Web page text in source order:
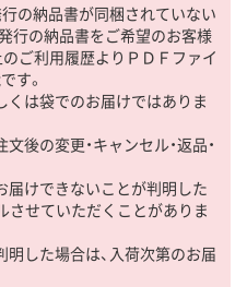
行の納品書が同梱されていない
行の納品書をご希望のお客様
のご利用履歴よりＰＤＦファイ
す。
くは袋でのお届けではありま
後の変更・キャンセル・返品・
届けできないことが判明した
させていただくことがありま
明した場合は、入荷次第のお届